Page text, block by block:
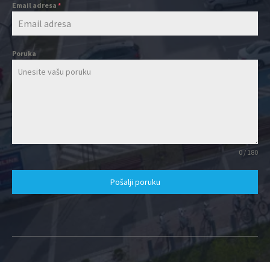
Email adresa *
Poruka
0 / 180
Pošalji poruku